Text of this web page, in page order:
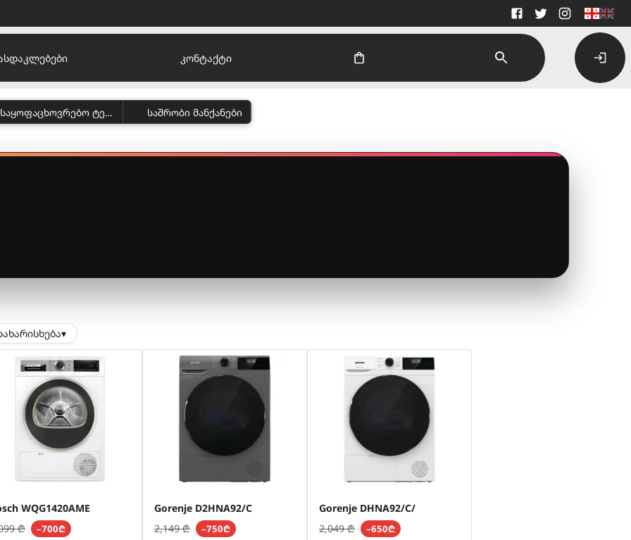
კონტაქტი
მსხვილი საყოფაცხოვრებო ტექნიკა საშრობი მანქანები
▾
WQG1420AME
₾ –700₾
Gorenje D2HNA92/C
2,149₾ –750₾
Gorenje DHNA92/C/
2,049₾ –650₾